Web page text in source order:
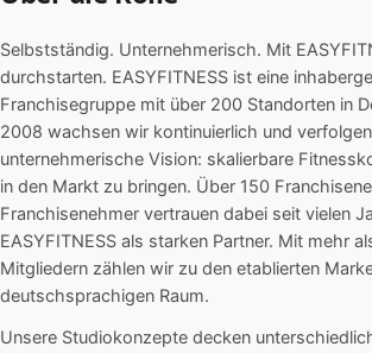
Selbstständig. Unternehmerisch. Mit
durchstarten. EASYFITNESS ist eine
Franchisegruppe mit über 200 Standorten in
2008 wachsen wir kontinuierlich und
unternehmerische Vision: skalierbare
in den Markt zu bringen. Über 150
Franchisenehmer vertrauen dabei seit vielen
EASYFITNESS als starken Partner. Mit mehr
Mitgliedern zählen wir zu den etablierten
deutschsprachigen Raum.
Unsere Studiokonzepte decken